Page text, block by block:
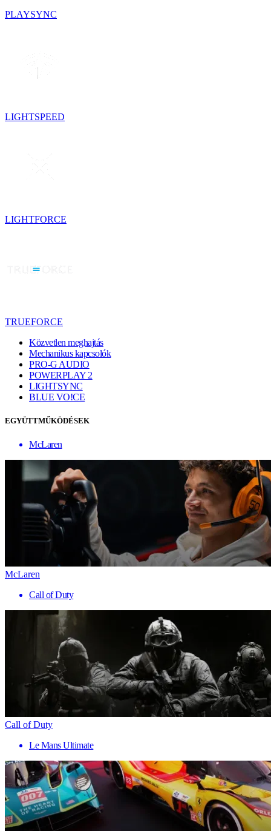
PLAYSYNC
LIGHTSPEED
LIGHTFORCE
TRUEFORCE
Közvetlen meghajtás
Mechanikus kapcsolók
PRO-G AUDIO
POWERPLAY 2
LIGHTSYNC
BLUE VO!CE
EGYÜTTMŰKÖDÉSEK
McLaren
McLaren
Call of Duty
Call of Duty
Le Mans Ultimate